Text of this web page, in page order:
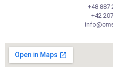
+48 887
+42